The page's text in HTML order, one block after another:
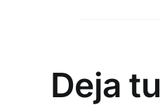
Deja